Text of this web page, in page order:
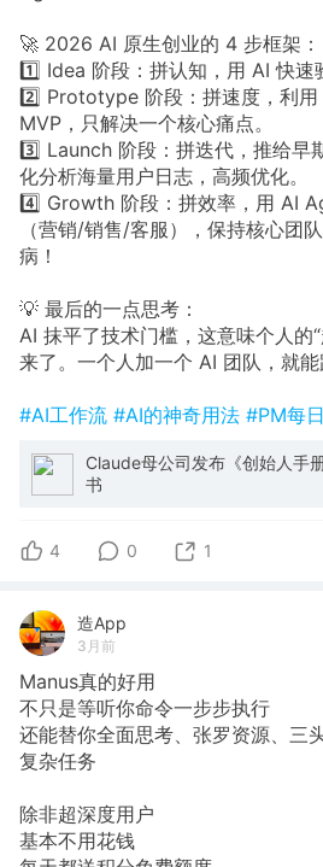
🚀 2026 AI 原生创业的 4 步框架：
1️⃣ Idea 阶段：拼认知，用 AI 快速
2️⃣ Prototype 阶段：拼速度，利用
MVP，只解决一个核心痛点。
3️⃣ Launch 阶段：拼迭代，推给早
化分析海量用户日志，高频优化。
4️⃣ Growth 阶段：拼效率，用 AI
（营销/销售/客服），保持核心团
病！
💡 最后的一点思考：
AI 抹平了技术门槛，这意味个人的
来了。一个人加一个 AI 团队，就能
#AI工作流 #AI的神奇用法 #PM每
Claude母公司发布《创始人手
书
4 0 1
造App
3月前
Manus真的好用
不只是等听你命令一步步执行
还能替你全面思考、张罗资源、三
复杂任务
除非超深度用户
基本不用花钱